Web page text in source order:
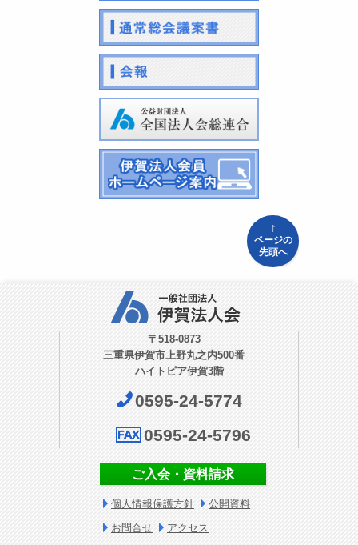
↑
ページの
先頭へ
〒518-0873
三重県伊賀市上野丸之内500番
ハイトピア伊賀3階
0595-24-5774
0595-24-5796
ご入会・資料請求
個人情報保護方針
公開資料
お問合せ
アクセス